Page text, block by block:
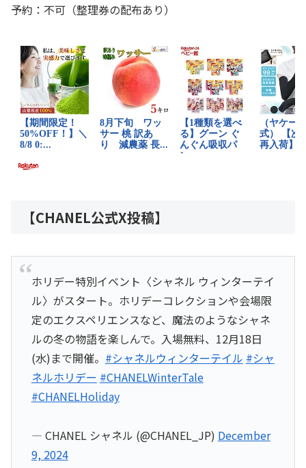
予約：不可（整理券の配布あり）
【CHANEL公式X投稿】
ホリデー特別イベント〈シャネル ウィンターテイ
ル〉がスタート。ホリデーコレクションや会場限
定のエクスペリエンスなど、魔法のようなシャネ
ルの冬の物語を楽しんで。入場無料、12月18日
(水)まで開催。 #シャネルウィンターテイル #シャ
ネルホリデー #CHANELWinterTale
#CHANELHoliday
— CHANEL シャネル (@CHANEL_JP) December
9, 2024